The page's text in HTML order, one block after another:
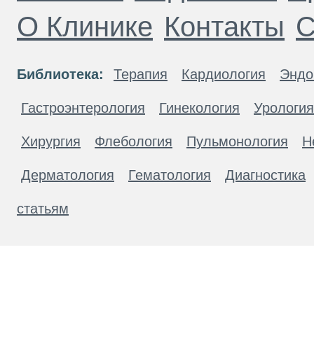
О Клинике Контакты
Библиотека: Терапия Кардиология
Гастроэнтерология Гинекология Урология
Хирургия Флебология Пульмонология
Дерматология Гематология Диагностика
статьям